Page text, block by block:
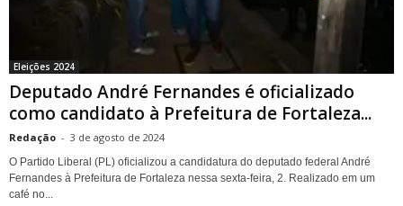
Eleições 2024
Deputado André Fernandes é oficializado
como candidato à Prefeitura de Fortaleza...
Redação - 3 de agosto de 2024
O Partido Liberal (PL) oficializou a candidatura do deputado federal André
Fernandes à Prefeitura de Fortaleza nessa sexta-feira, 2. Realizado em um
café no...